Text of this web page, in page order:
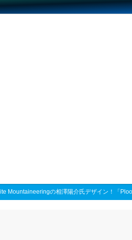
Mountaineeringの相澤陽介氏デザイン！「